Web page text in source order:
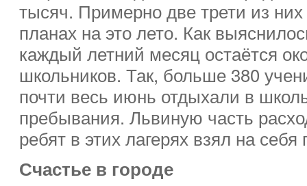
тысяч. Примерно две трети из
планах на это лето. Как
каждый летний месяц остаётся
школьников. Так, больше 380
почти весь июнь отдыхали в
пребывания. Львиную часть
ребят в этих лагерях взял на
Счастье в городе